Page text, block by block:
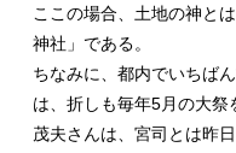
ここの場合、土地の神と
神社」である。
ちなみに、都内でいちば
は、折しも毎年5月の大祭
茂夫さんは、宮司とは昨